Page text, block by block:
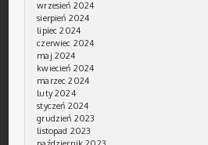
wrzesień 2024
sierpień 2024
lipiec 2024
czerwiec 2024
maj 2024
kwiecień 2024
marzec 2024
luty 2024
styczeń 2024
grudzień 2023
listopad 2023